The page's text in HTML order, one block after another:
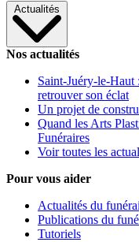
Actualités
Nos actualités
Saint-Juéry-le-Haut
retrouver son éclat
Un projet de
Quand les Arts
Funéraires
Voir toutes les
Pour vous aider
Actualités du
Publications du
Tutoriels